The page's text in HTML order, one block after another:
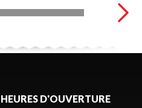
HEURES D'OUVERTURE